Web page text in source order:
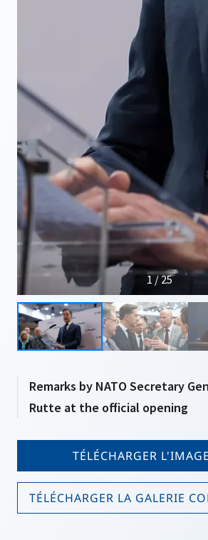
1 / 25
Remarks by NATO Secretary
Rutte at the official opening
TÉLÉCHARGER L'IMAGE
TÉLÉCHARGER LA GALERIE